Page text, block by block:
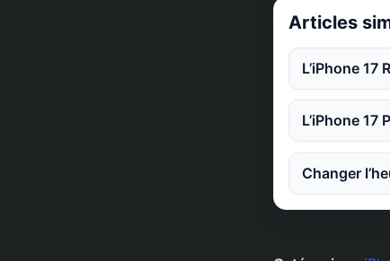
Articles
L’iPhone
L’iPhone
Changer